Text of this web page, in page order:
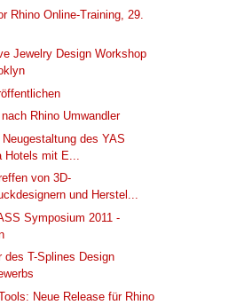
Rhino Online-Training, 29.
Jewelry Design Workshop
Rhino Umwandler
Neugestaltung des YAS
Hotels mit E...
von 3D-
und Herstel...
Symposium 2011 -
des T-Splines Design
Neue Release für Rhino